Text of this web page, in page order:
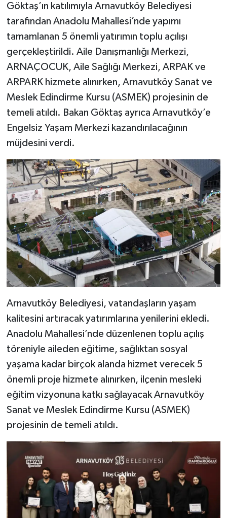
Göktaş’ın katılımıyla Arnavutköy Belediyesi
tarafından Anadolu Mahallesi’nde yapımı
tamamlanan 5 önemli yatırımın toplu açılışı
gerçekleştirildi. Aile Danışmanlığı Merkezi,
ARNAÇOCUK, Aile Sağlığı Merkezi, ARPAK ve
ARPARK hizmete alınırken, Arnavutköy Sanat ve
Meslek Edindirme Kursu (ASMEK) projesinin de
temeli atıldı. Bakan Göktaş ayrıca Arnavutköy’e
Engelsiz Yaşam Merkezi kazandırılacağının
müjdesini verdi.
Arnavutköy Belediyesi, vatandaşların yaşam
kalitesini artıracak yatırımlarına yenilerini ekledi.
Anadolu Mahallesi’nde düzenlenen toplu açılış
töreniyle aileden eğitime, sağlıktan sosyal
yaşama kadar birçok alanda hizmet verecek 5
önemli proje hizmete alınırken, ilçenin mesleki
eğitim vizyonuna katkı sağlayacak Arnavutköy
Sanat ve Meslek Edindirme Kursu (ASMEK)
projesinin de temeli atıldı.